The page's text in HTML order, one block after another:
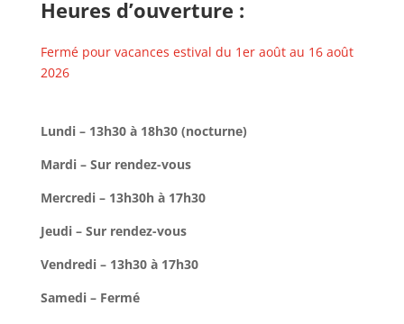
Heures d’ouverture :
Fermé pour vacances estival du 1er août au 16 août
2026
Lundi – 13h30 à 18h30 (nocturne)
Mardi – Sur rendez-vous
Mercredi – 13h30h à 17h30
Jeudi – Sur rendez-vous
Vendredi – 13h30 à 17h30
Samedi – Fermé